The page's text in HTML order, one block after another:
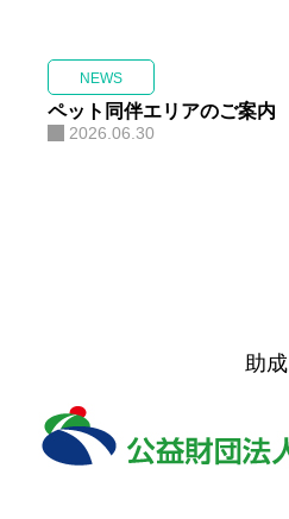
NEWS
ペット同伴エリアのご案内
2026.06.30
助成